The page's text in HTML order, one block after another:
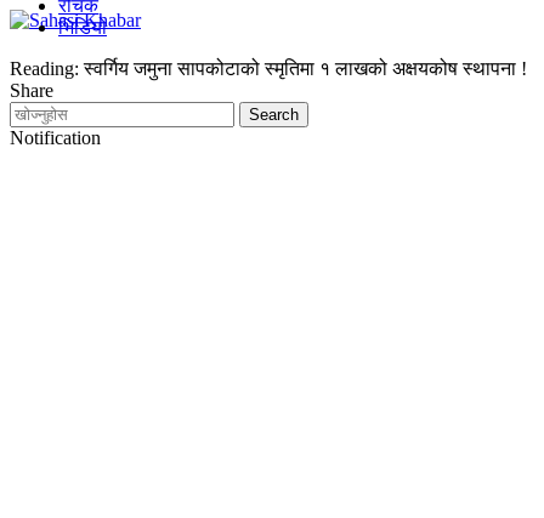
रोचक
भिडियो
Reading: स्वर्गिय जमुना सापकोटाको स्मृतिमा १ लाखको अक्षयकोष स्थापना !
Share
Notification